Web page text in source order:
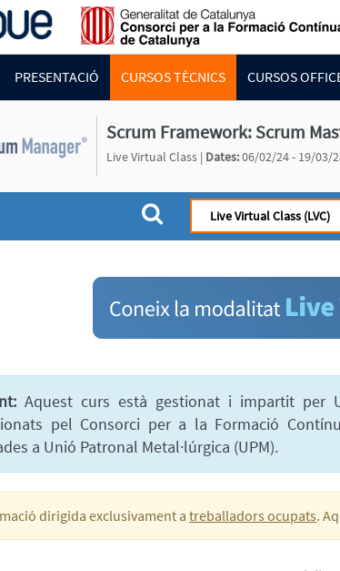
PRESENTACIÓ CURSOS TÈCNICS CURSOS
Scrum Framework: Scrum
Live Virtual Class | Dates:06/02/24 - 19/03/
Live Virtual Class (LVC)
Aquest curs està gestionat i impartit per
pel Consorci per a la Formació
a Unió Patronal Metal·lúrgica (UPM).
dirigida exclusivament a treballadors ocupats.